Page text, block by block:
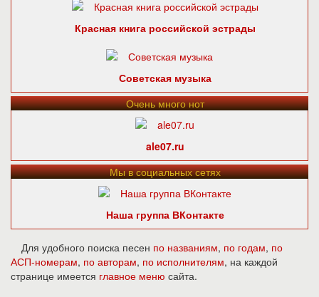
Красная книга российской эстрады
Советская музыка
Очень много нот
ale07.ru
Мы в социальных сетях
Наша группа ВКонтакте
Для удобного поиска песен по названиям, по годам, по
АСП-номерам, по авторам, по исполнителям, на каждой
странице имеется главное меню сайта.